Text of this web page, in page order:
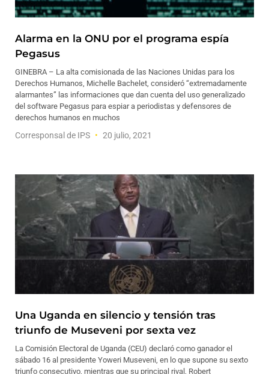
Alarma en la ONU por el programa espía
Pegasus
GINEBRA – La alta comisionada de las Naciones Unidas para los
Derechos Humanos, Michelle Bachelet, consideró “extremadamente
alarmantes” las informaciones que dan cuenta del uso generalizado
del software Pegasus para espiar a periodistas y defensores de
derechos humanos en muchos
Corresponsal de IPS 20 julio, 2021
Una Uganda en silencio y tensión tras
triunfo de Museveni por sexta vez
La Comisión Electoral de Uganda (CEU) declaró como ganador el
sábado 16 al presidente Yoweri Museveni, en lo que supone su sexto
triunfo consecutivo, mientras que su principal rival, Robert